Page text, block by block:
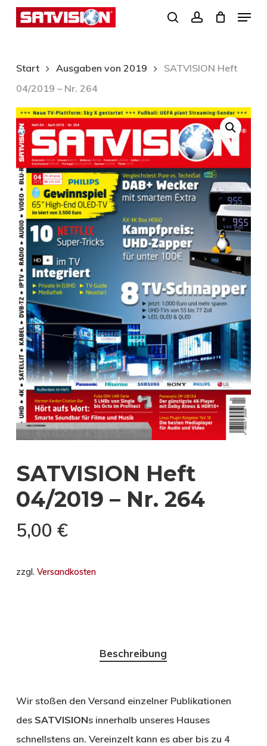
Skip
content
search
Menu
Start Ausgaben von 2019
SATVISION Heft
04/2019 – Nr. 264
SATVISION Heft
04/2019 – Nr. 264
5,00 €
zzgl. Versandkosten
Beschreibung
Wir stoßen den Versand einzelner Publikationen
des SATVISIONs innerhalb unseres Hauses
schnellstens an. Vereinzelt kann es aber bis zu 4